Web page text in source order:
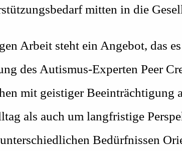
mitten in die
Arbeit steht ein Angebot, das
des Autismus-Experten Peer
mit geistiger Beeinträchtigung
als auch um langfristige
Bedürfnissen